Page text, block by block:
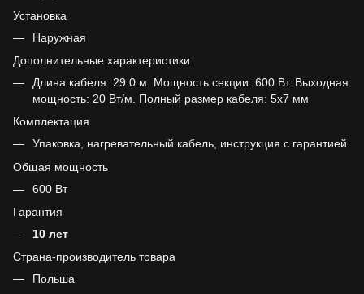
Установка
Наружная
Дополнительные характеристики
Длина кабеля: 29.0 м. Мощность секции: 600 Вт. Выходная
мощность: 20 Вт/м. Полный размер кабеля: 5х7 мм
Комплектация
Упаковка, нагревательный кабель, инструкция с гарантией.
Общая мощность
600 Вт
Гарантия
10 лет
Страна-производитель товара
Польша